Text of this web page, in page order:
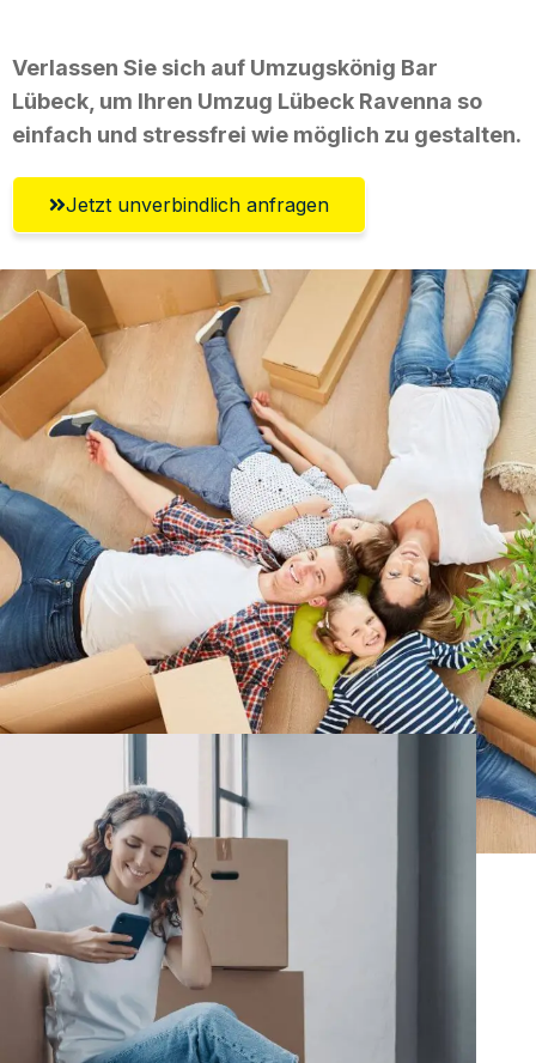
Verlassen Sie sich auf Umzugskönig Bar
Lübeck, um Ihren Umzug Lübeck Ravenna so
einfach und stressfrei wie möglich zu gestalten.
Jetzt unverbindlich anfragen